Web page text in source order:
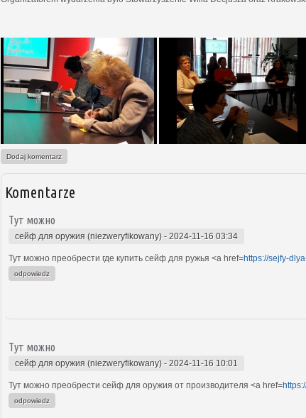
Dodaj komentarz
Komentarze
Тут можно
сейф для оружия (niezweryfikowany) - 2024-11-16 03:34
Тут можно преобрести где купить сейф для ружья <a href=https://sejfy-
odpowiedz
Тут можно
сейф для оружия (niezweryfikowany) - 2024-11-16 10:01
Тут можно преобрести сейф для оружия от производителя <a href=
odpowiedz